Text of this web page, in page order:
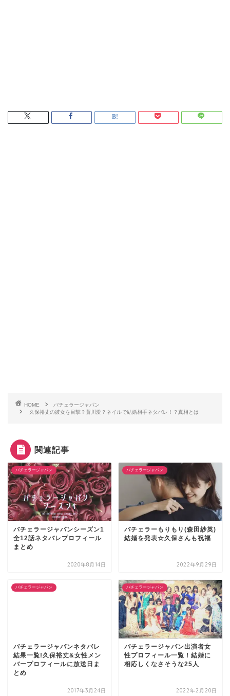
HOME
バチェラージャパン
久保裕丈の彼女を目撃？蒼川愛？ネイルで結婚相手ネタバレ！？真相とは
関連記事
バチェラージャパン
バチェラージャパンシーズン1
全12話ネタバレプロフィール
まとめ
2020年8月14日
バチェラージャパン
バチェラーもりもり(森田紗英)
結婚を発表☆久保さんも祝福
2022年9月29日
バチェラージャパン
バチェラージャパンネタバレ
結果一覧!久保裕丈&女性メン
バープロフィールに放送日ま
とめ
2017年3月24日
バチェラージャパン
バチェラージャパン出演者女
性プロフィール一覧！結婚に
相応しくなさそうな25人
2022年2月20日